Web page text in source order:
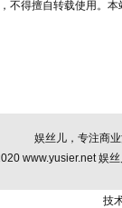
不得擅自转载使用。
娱丝儿，专注商
www.yusier.net 娱
技